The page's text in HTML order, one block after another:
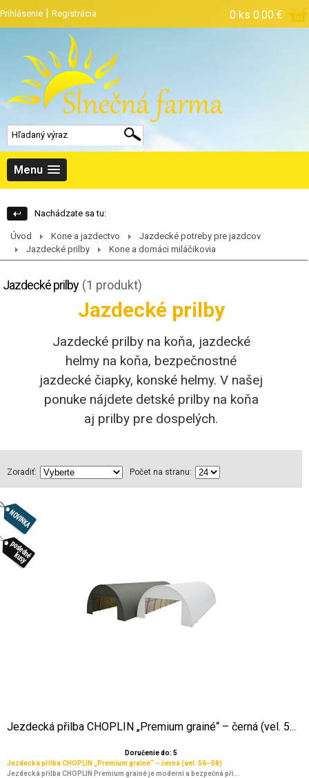
Prihlásenie | Registrácia 0 ks 0.00 €
Menu
Nachádzate sa tu:
Úvod Kone a jazdectvo
Jazdecké potreby pre jazdcov
Jazdecké prilby
Kone a domáci miláčikovia
Jazdecké prilby (1 produkt)
Jazdecké prilby
Jazdecké prilby na koňa, jazdecké
helmy na koňa, bezpečnostné
jazdecké čiapky, konské helmy. V našej
ponuke nájdete detské prilby na koňa
aj prilby pre dospelých.
Zoradiť: Počet na stranu:
Jezdecká přilba CHOPLIN „Premium grainé“ – černá (vel. 5...
Doručenie do: 5
Jezdecká přilba CHOPLIN „Premium grainé“ – černá (vel. 56–58)
Jezdecká přilba CHOPLIN Premium grainé je moderní a bezpečná při...